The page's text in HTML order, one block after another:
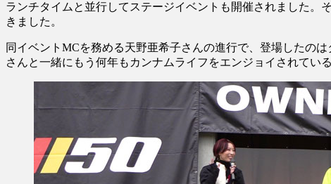
ランチタイムと並行してステージイベントも開催されました。
きました。
同イベントMCを務める天野亜希子さんの進行で、登場したの
さんと一緒にもう何年もカンナムライフをエンジョイされている